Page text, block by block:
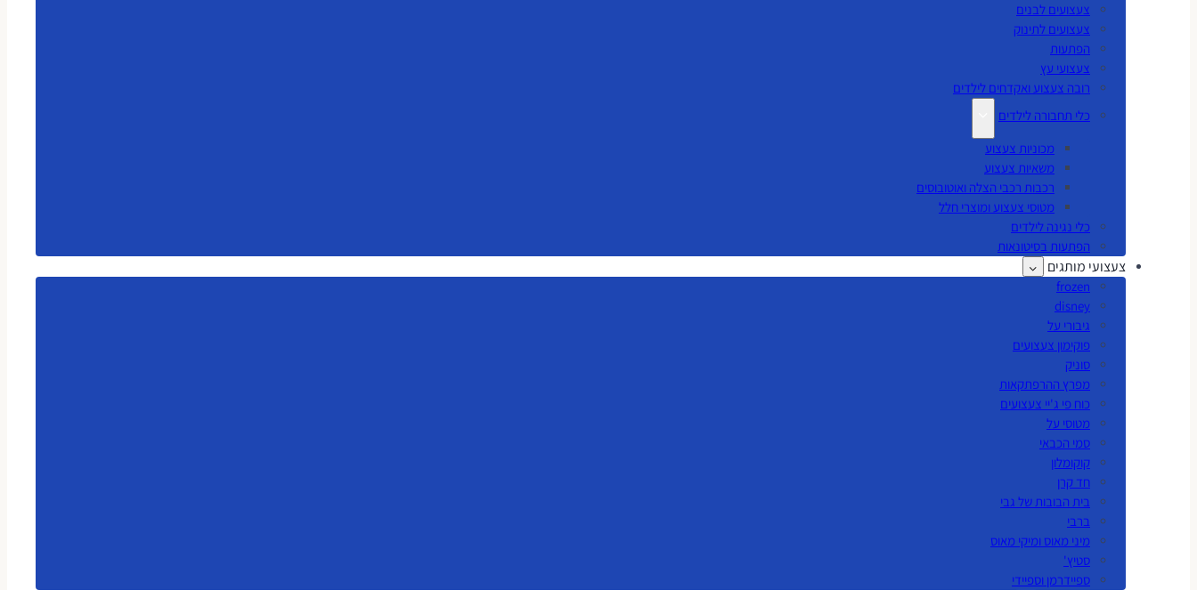
צעצועים לבנים
צעצועים לתינוק
הפתעות
צעצועי עץ
רובה צעצוע ואקדחים לילדים
כלי תחבורה לילדים
מכוניות צעצוע
משאיות צעצוע
רכבות רכבי הצלה ואוטובוסים
מטוסי צעצוע ומוצרי חלל
כלי נגינה לילדים
הפתעות בסיטונאות
צעצועי מותגים
frozen
disney
גיבורי על
פוקימון צעצועים
סוניק
מפרץ ההרפתקאות
כוח פי ג'יי צעצועים
מטוסי על
סמי הכבאי
קוקומלון
חד קרן
בית הבובות של גבי
ברבי
מיני מאוס ומיקי מאוס
סטיץ'
ספיידרמן וספיידי